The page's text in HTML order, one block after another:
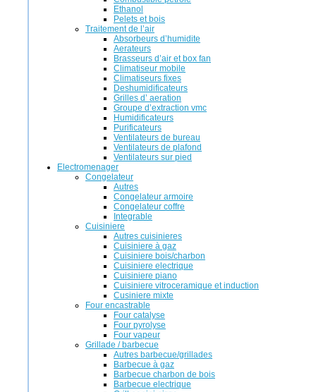
Ethanol
Pelets et bois
Traitement de l’air
Absorbeurs d’humidite
Aerateurs
Brasseurs d’air et box fan
Climatiseur mobile
Climatiseurs fixes
Deshumidificateurs
Grilles d’ aeration
Groupe d’extraction vmc
Humidificateurs
Purificateurs
Ventilateurs de bureau
Ventilateurs de plafond
Ventilateurs sur pied
Electromenager
Congelateur
Autres
Congelateur armoire
Congelateur coffre
Integrable
Cuisiniere
Autres cuisinieres
Cuisiniere à gaz
Cuisiniere bois/charbon
Cuisiniere electrique
Cuisiniere piano
Cuisiniere vitroceramique et induction
Cusiniere mixte
Four encastrable
Four catalyse
Four pyrolyse
Four vapeur
Grillade / barbecue
Autres barbecue/grillades
Barbecue à gaz
Barbecue charbon de bois
Barbecue electrique